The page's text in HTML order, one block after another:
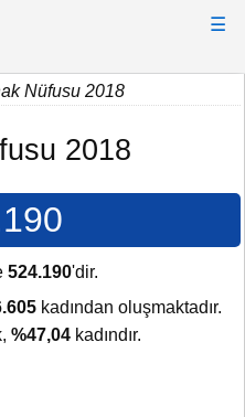
☰
Nüfusu 2018
2018
524.190'dir.
kadından oluşmaktadır.
%47,04 kadındır.